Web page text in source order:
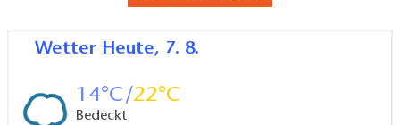
Wetter Heute, 7. 8.
14 22
Bedeckt